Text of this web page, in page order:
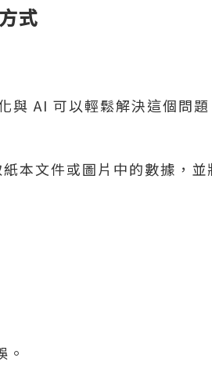
式
與 AI 可以輕鬆解決這個問
紙本文件或圖片中的數據，